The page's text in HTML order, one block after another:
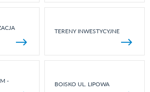
TERENY INWESTYCYJNE
-
BOISKO UL. LIPOWA